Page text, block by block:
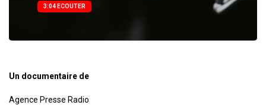
3:04 ECOUTER
Un documentaire de
Agence Presse Radio